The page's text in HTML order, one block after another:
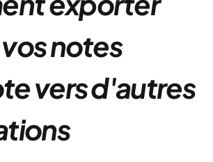
notes
vers d'autres